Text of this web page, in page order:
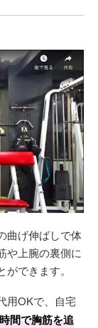
曲げ伸ばしで体
や上腕の裏側に
できます。
用OKで、自宅
間で胸筋を追